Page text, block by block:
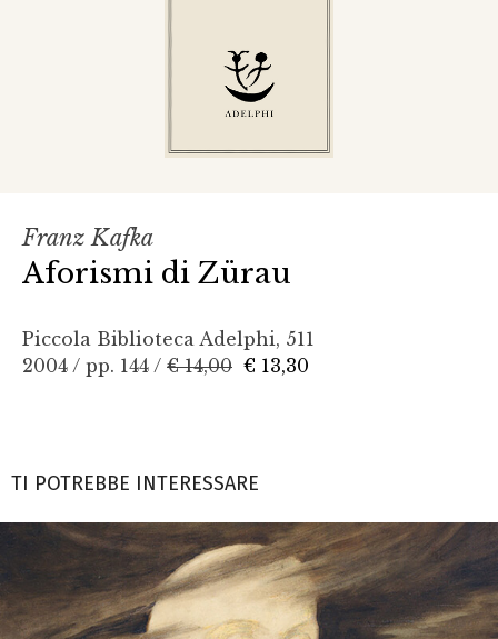
Franz Kafka
Aforismi di Zürau
Piccola Biblioteca Adelphi, 511
2004 / pp. 144 / € 14,00 € 13,30
TI POTREBBE INTERESSARE